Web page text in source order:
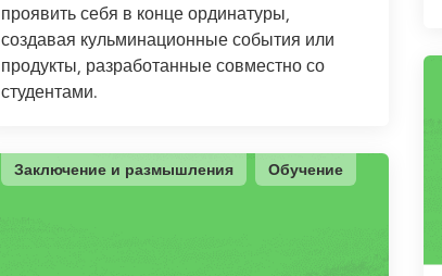
проявить себя в конце ординатуры,
создавая кульминационные события или
продукты, разработанные совместно со
студентами.
Заключение и размышления Обучение